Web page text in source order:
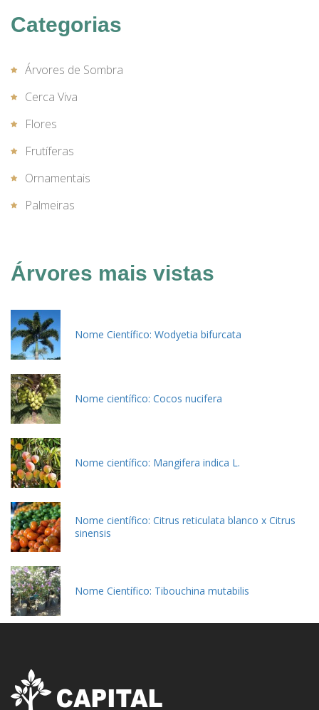
Categorias
Árvores de Sombra
Cerca Viva
Flores
Frutíferas
Ornamentais
Palmeiras
Árvores mais vistas
Nome Científico: Wodyetia bifurcata
Nome científico: Cocos nucifera
Nome científico: Mangifera indica L.
Nome científico: Citrus reticulata blanco x Citrus
sinensis
Nome Científico: Tibouchina mutabilis